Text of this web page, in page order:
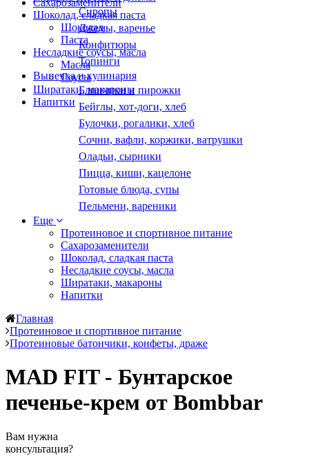
Сахарозаменители
Шоколад, сладкая паста
Шоколад
Паста
Несладкие соусы, масла
Масла
Соусы
Ширатаки, макароны
Напитки
Сиропы
Джемы, варенье
Конфитюры
Топинги
Выпечка и кулинария
Блинчики и пирожки
Бейглы, хот-доги, хлеб
Булочки, рогалики, хлеб
Сочни, вафли, коржики, ватрушки
Оладьи, сырники
Пицца, киши, кацелоне
Готовые блюда, супы
Пельмени, вареники
Еще
Протеиновое и спортивное питание
Сахарозаменители
Шоколад, сладкая паста
Несладкие соусы, масла
Ширатаки, макароны
Напитки
Главная
Протеиновое и спортивное питание
Протеиновые батончики, конфеты, драже
MAD FIT - Бунтарское
печенье-крем от Bombbar
Вам нужна
консультация?